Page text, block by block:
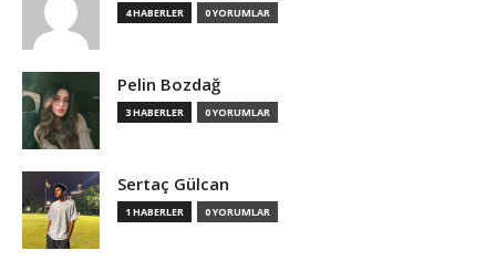
4 HABERLER 0 YORUMLAR
Pelin Bozdağ
3 HABERLER 0 YORUMLAR
Sertaç Gülcan
1 HABERLER 0 YORUMLAR